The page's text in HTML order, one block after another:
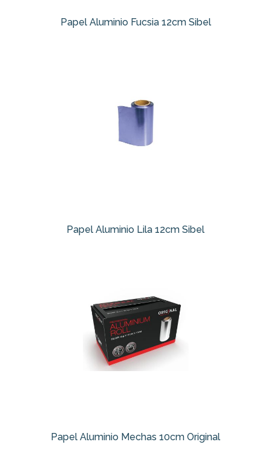
Papel Aluminio Fucsia 12cm Sibel
Papel Aluminio Lila 12cm Sibel
Papel Aluminio Mechas 10cm Original